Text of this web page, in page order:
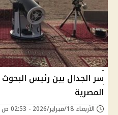
سر الجدال بين رئيس البحوث
المصرية
الأربعاء 18/فبراير/2026 - 02:53 ص